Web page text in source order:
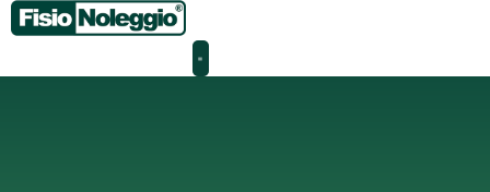
I nostri prodotti
Home/ Classi di spedizione prodotto / SOLO RM